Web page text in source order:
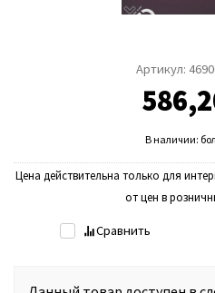
Артикул:
В наличии:
Цена действительна только для
от цен в
Сравнить